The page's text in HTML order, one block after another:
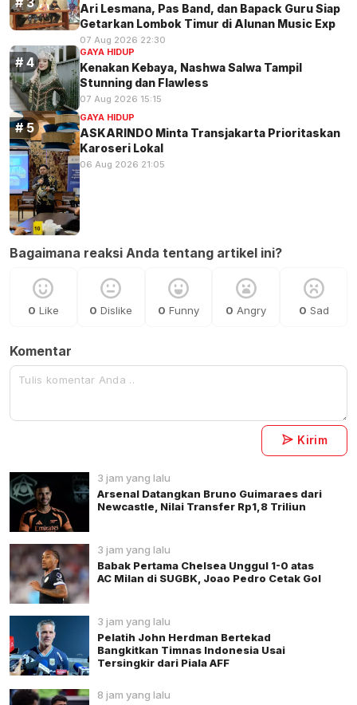
Ari Lesmana, Pas Band, dan Bapack Guru Siap
Getarkan Lombok Timur di Alunan Music Exp
07 Aug 2026 22:30
GAYA HIDUP
Kenakan Kebaya, Nashwa Salwa Tampil
Stunning dan Flawless
07 Aug 2026 15:15
GAYA HIDUP
ASKARINDO Minta Transjakarta Prioritaskan
Karoseri Lokal
06 Aug 2026 21:05
Bagaimana reaksi Anda tentang artikel ini?
0 Like 0 Dislike 0 Funny 0 Angry 0 Sad
Komentar
Kirim
3 jam yang lalu
Arsenal Datangkan Bruno Guimaraes dari
Newcastle, Nilai Transfer Rp1,8 Triliun
3 jam yang lalu
Babak Pertama Chelsea Unggul 1-0 atas
AC Milan di SUGBK, Joao Pedro Cetak Gol
3 jam yang lalu
Pelatih John Herdman Bertekad
Bangkitkan Timnas Indonesia Usai
Tersingkir dari Piala AFF
8 jam yang lalu